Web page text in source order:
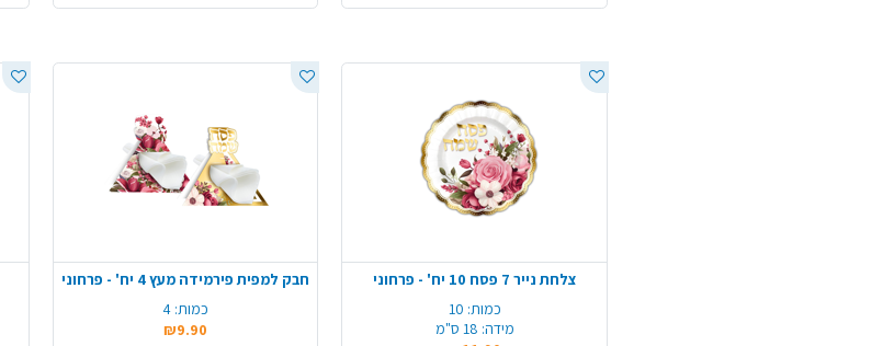
צלחת נייר 7 פסח 10 יח' - פרחוני
כמות: 10
מידה: 18 ס"מ
חבק למפית פירמידה מעץ 4 יח' - פרחוני
כמות: 4
₪9.90